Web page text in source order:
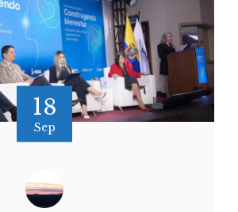
18
Sep